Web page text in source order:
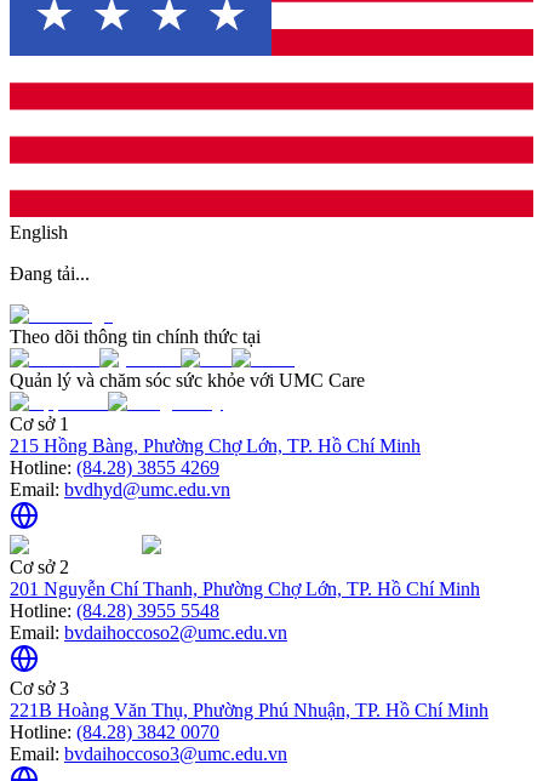
English
Đang tải...
Theo dõi thông tin chính thức tại
Quản lý và chăm sóc sức khỏe với UMC Care
Cơ sở 1
215 Hồng Bàng, Phường Chợ Lớn, TP. Hồ Chí Minh
Hotline: (84.28) 3855 4269
Email: bvdhyd@umc.edu.vn
Cơ sở 2
201 Nguyễn Chí Thanh, Phường Chợ Lớn, TP. Hồ Chí Minh
Hotline: (84.28) 3955 5548
Email: bvdaihoccoso2@umc.edu.vn
Cơ sở 3
221B Hoàng Văn Thụ, Phường Phú Nhuận, TP. Hồ Chí Minh
Hotline: (84.28) 3842 0070
Email: bvdaihoccoso3@umc.edu.vn